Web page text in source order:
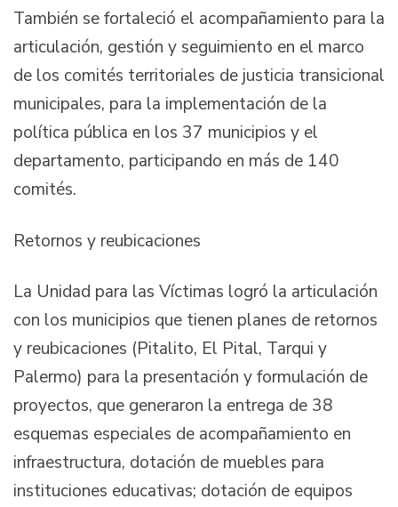
También se fortaleció el acompañamiento para la
articulación, gestión y seguimiento en el marco
de los comités territoriales de justicia transicional
municipales, para la implementación de la
política pública en los 37 municipios y el
departamento, participando en más de 140
comités.
Retornos y reubicaciones
La Unidad para las Víctimas logró la articulación
con los municipios que tienen planes de retornos
y reubicaciones (Pitalito, El Pital, Tarqui y
Palermo) para la presentación y formulación de
proyectos, que generaron la entrega de 38
esquemas especiales de acompañamiento en
infraestructura, dotación de muebles para
instituciones educativas; dotación de equipos